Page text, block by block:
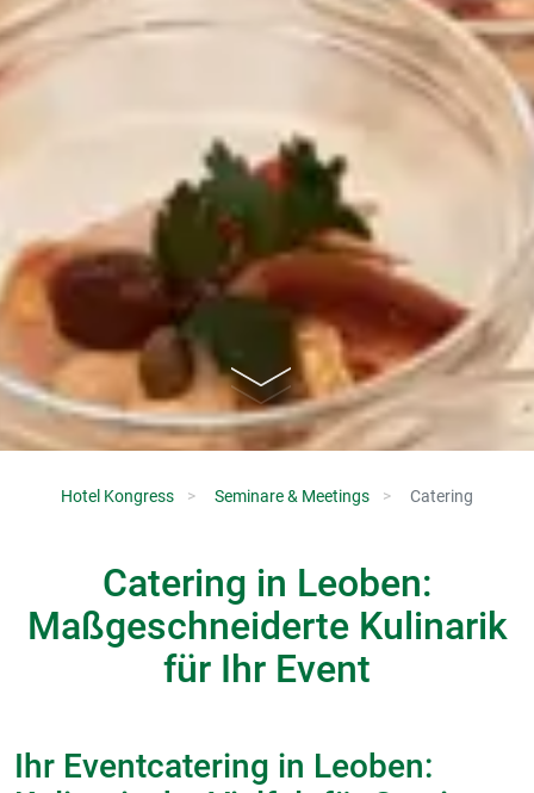
Hotel Kongress Seminare & Meetings Catering
Catering in Leoben:
Maßgeschneiderte Kulinarik
für Ihr Event
Ihr Eventcatering in Leoben: